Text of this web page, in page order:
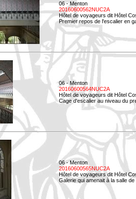
06 - Menton
20160600562NUC2A
Hôtel de voyageurs dit Hôtel
Premier repos de l'escalier en
06 - Menton
20160600564NUC2A
Hôtel de voyageurs dit Hôtel
Cage d'escalier au niveau du
06 - Menton
20160600565NUC2A
Hôtel de voyageurs dit Hôtel
Galerie qui amenait à la salle